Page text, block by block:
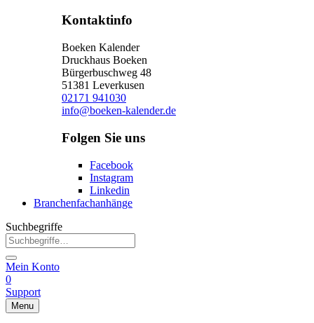
Kontaktinfo
Boeken Kalender
Druckhaus Boeken
Bürgerbuschweg 48
51381 Leverkusen
02171 941030
info@boeken-kalender.de
Folgen Sie uns
Facebook
Instagram
Linkedin
Branchenfachanhänge
Suchbegriffe
Mein Konto
0
Support
Menu